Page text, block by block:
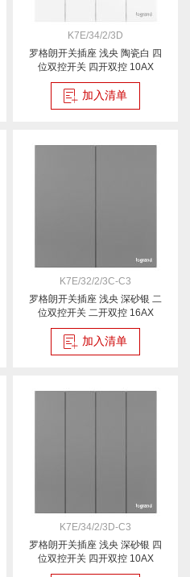
K7E/34/2/3D
罗格朗开关插座 浅央 陶瓷白 四
位双控开关 四开双控 10AX
加入清单
K7E/32/2/3C-C3
罗格朗开关插座 浅央 深砂银 二
位双控开关 二开双控 16AX
加入清单
K7E/34/2/3D-C3
罗格朗开关插座 浅央 深砂银 四
位双控开关 四开双控 10AX